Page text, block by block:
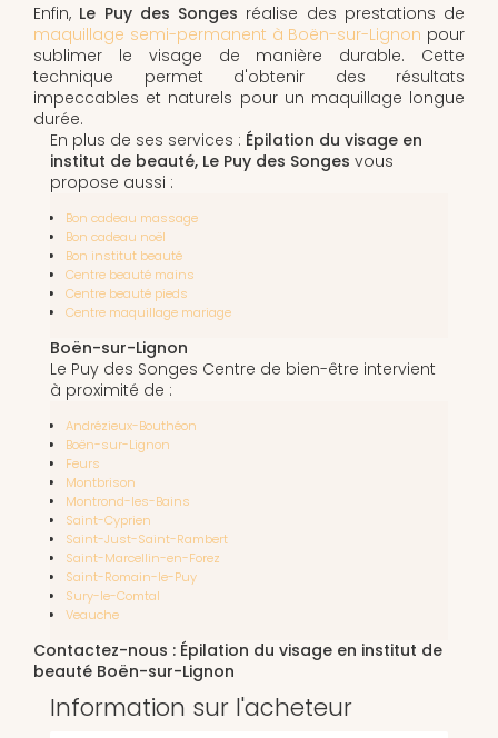
Enfin, Le Puy des Songes réalise des prestations de
maquillage semi-permanent à Boën-sur-Lignon pour
sublimer le visage de manière durable. Cette
technique permet d'obtenir des résultats
impeccables et naturels pour un maquillage longue
durée.
En plus de ses services : Épilation du visage en
institut de beauté, Le Puy des Songes vous
propose aussi :
Bon cadeau massage
Bon cadeau noël
Bon institut beauté
Centre beauté mains
Centre beauté pieds
Centre maquillage mariage
Boën-sur-Lignon
Le Puy des Songes Centre de bien-être intervient
à proximité de :
Andrézieux-Bouthéon
Boën-sur-Lignon
Feurs
Montbrison
Montrond-les-Bains
Saint-Cyprien
Saint-Just-Saint-Rambert
Saint-Marcellin-en-Forez
Saint-Romain-le-Puy
Sury-le-Comtal
Veauche
Contactez-nous : Épilation du visage en institut de
beauté Boën-sur-Lignon
Information sur l'acheteur